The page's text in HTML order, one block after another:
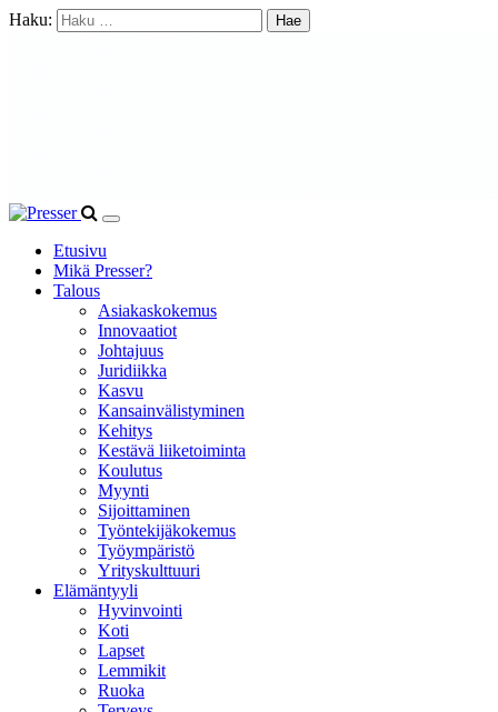
Haku:
Etusivu
Mikä Presser?
Talous
Asiakaskokemus
Innovaatiot
Johtajuus
Juridiikka
Kasvu
Kansainvälistyminen
Kehitys
Kestävä liiketoiminta
Koulutus
Myynti
Sijoittaminen
Työntekijäkokemus
Työympäristö
Yrityskulttuuri
Elämäntyyli
Hyvinvointi
Koti
Lapset
Lemmikit
Ruoka